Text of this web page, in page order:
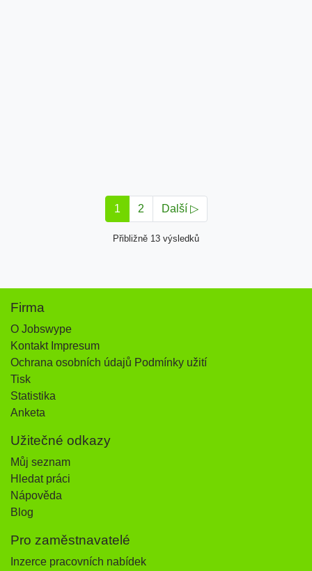
1 2 Další ▷
Přibližně 13 výsledků
Firma
O Jobswype
Kontakt Impresum
Ochrana osobních údajů Podmínky užití
Tisk
Statistika
Anketa
Užitečné odkazy
Můj seznam
Hledat práci
Nápověda
Blog
Pro zaměstnavatelé
Inzerce pracovních nabídek